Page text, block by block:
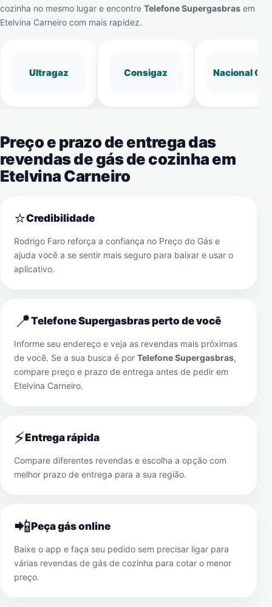
cozinha no mesmo lugar e encontre Telefone Supergasbras em
Etelvina Carneiro com mais rapidez.
Ultragaz Consigaz Nacional Gás
Preço e prazo de entrega das
revendas de gás de cozinha em
Etelvina Carneiro
⭐Credibilidade
Rodrigo Faro reforça a confiança no Preço do Gás e
ajuda você a se sentir mais seguro para baixar e usar o
aplicativo.
📍Telefone Supergasbras perto de você
Informe seu endereço e veja as revendas mais próximas
de você. Se a sua busca é por Telefone Supergasbras,
compare preço e prazo de entrega antes de pedir em
Etelvina Carneiro.
⚡Entrega rápida
Compare diferentes revendas e escolha a opção com
melhor prazo de entrega para a sua região.
📲Peça gás online
Baixe o app e faça seu pedido sem precisar ligar para
várias revendas de gás de cozinha para cotar o menor
preço.